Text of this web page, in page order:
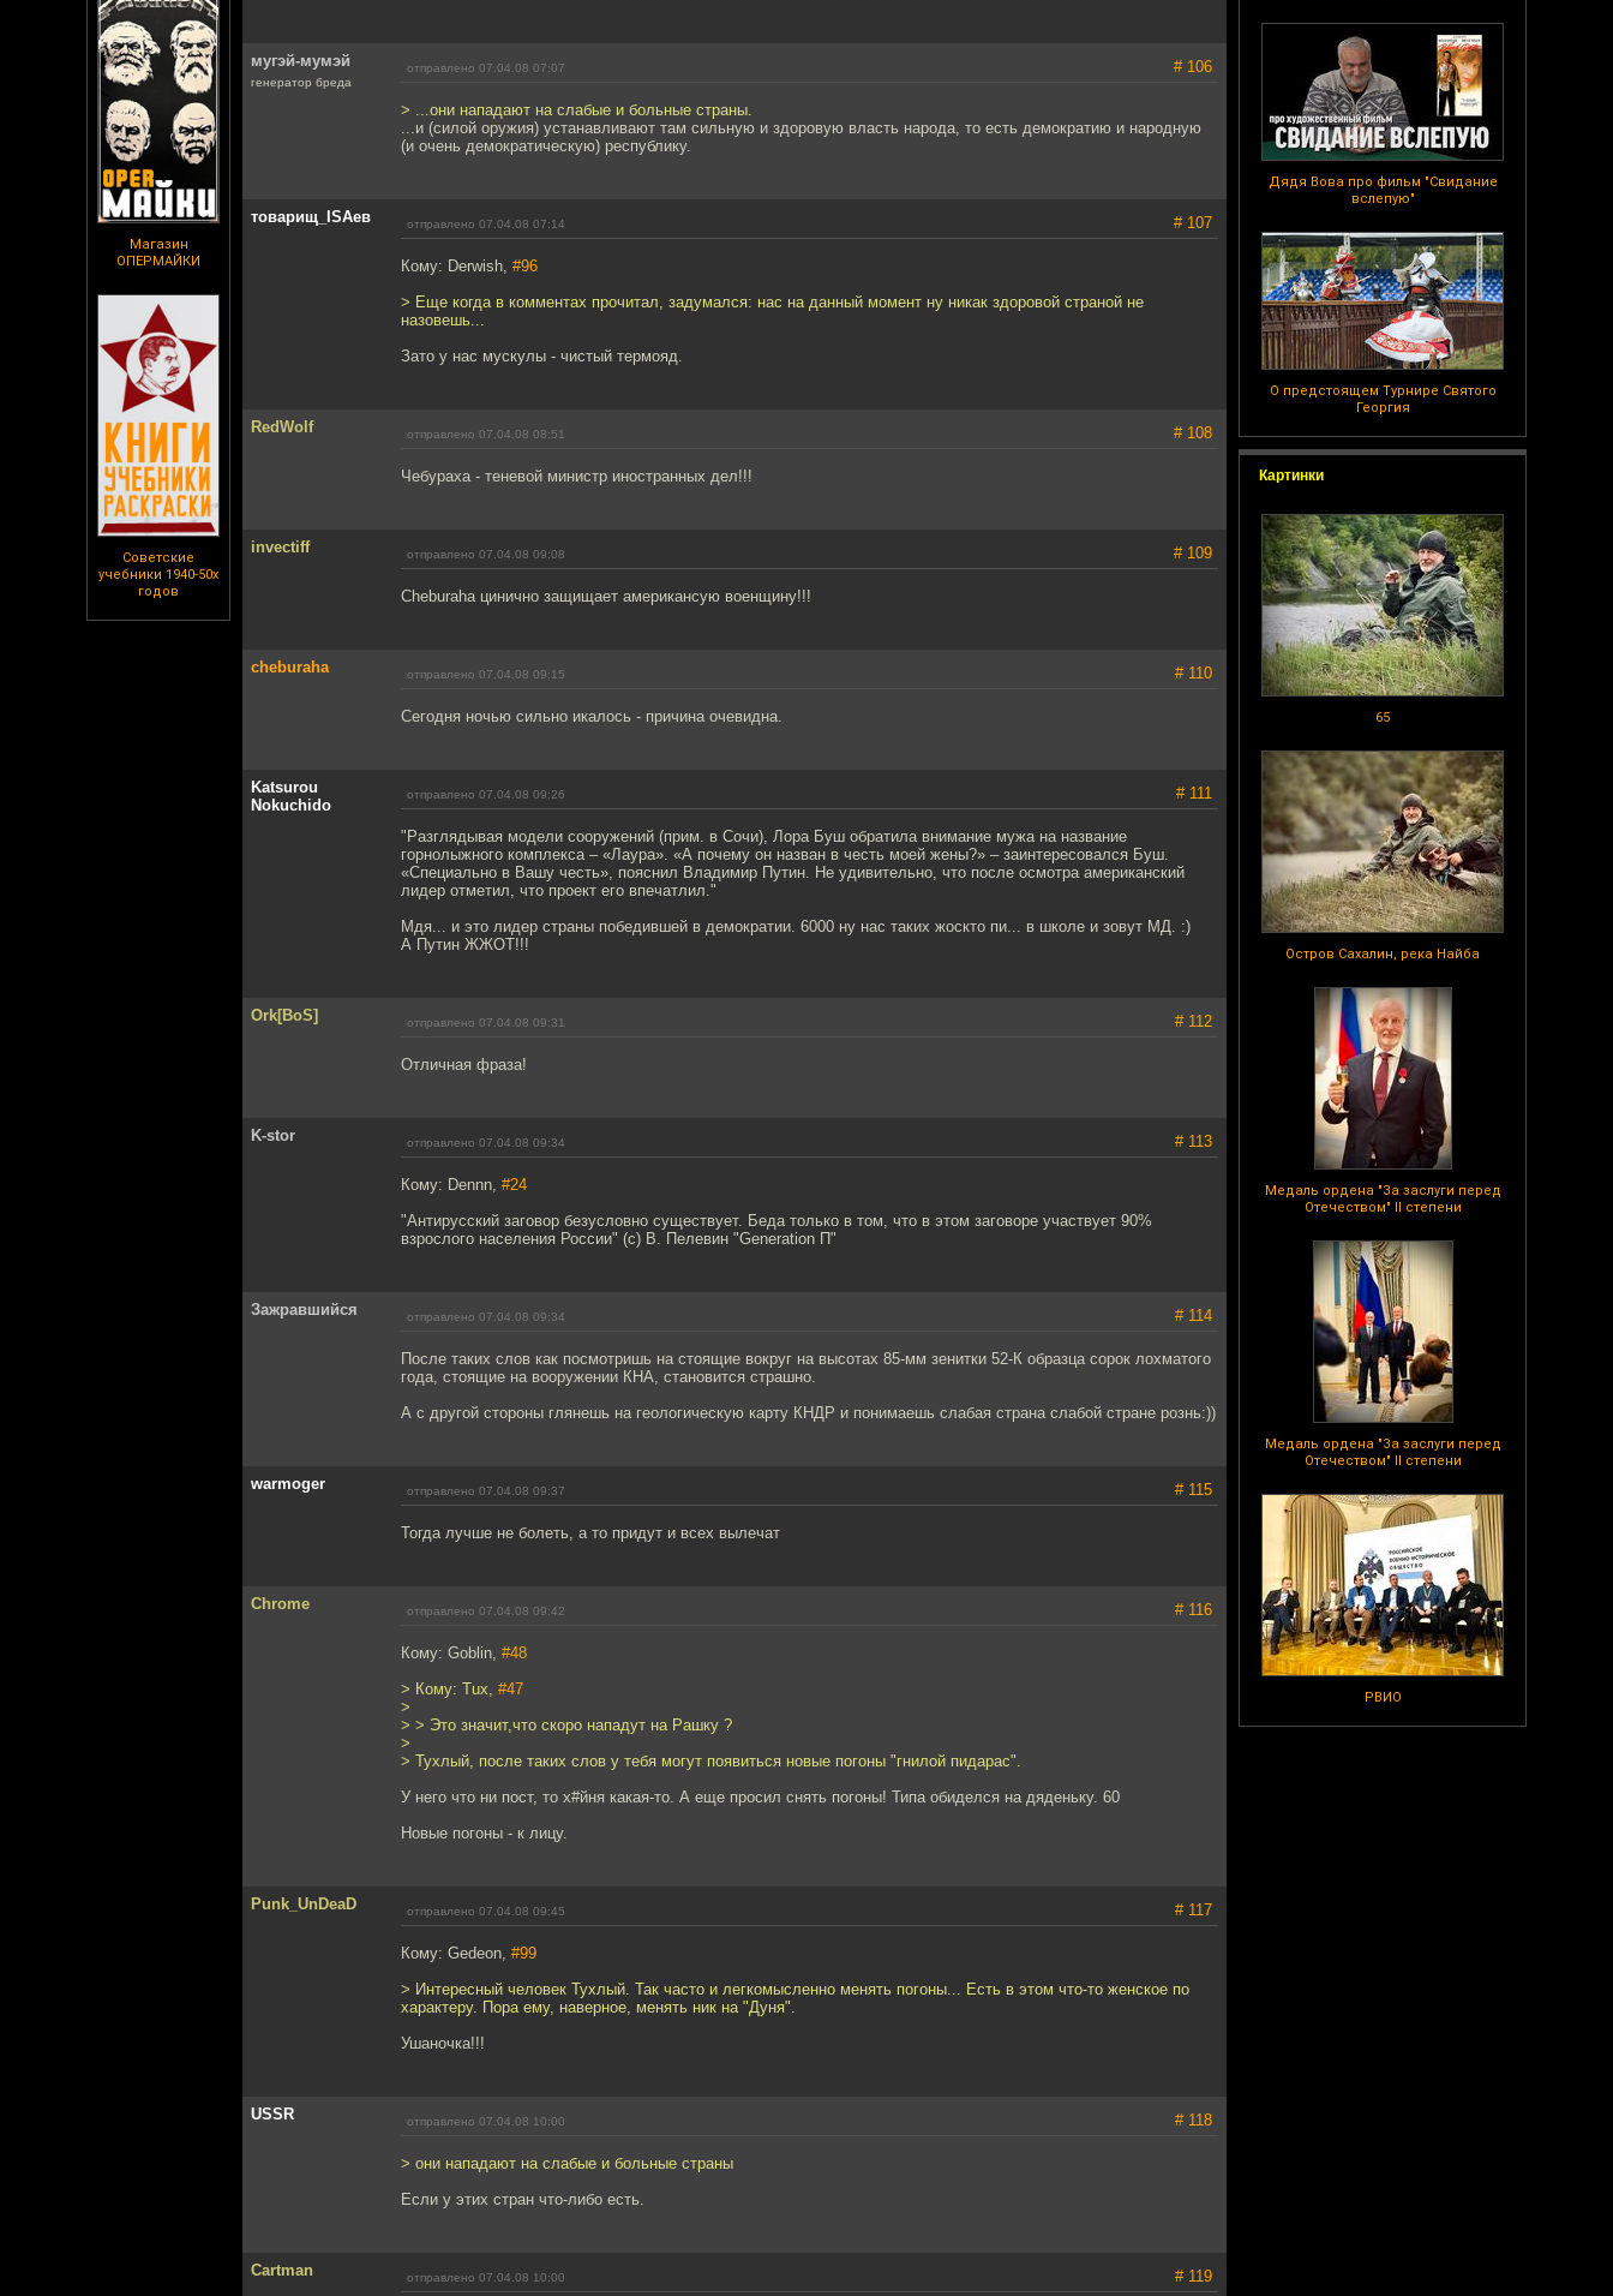
Магазин
ОПЕРМАЙКИ
Советские
учебники 1940-50х
годов
Дядя Вова про фильм "Свидание
вслепую"
О предстоящем Турнире Святого
Георгия
Картинки
65
Остров Сахалин, река Найба
Медаль ордена "За заслуги перед
Отечеством" II степени
Медаль ордена "За заслуги перед
Отечеством" II степени
РВИО
мугэй-мумэй
генератор бреда
отправлено 07.04.08 07:07 # 106
> ...они нападают на слабые и больные страны.
...и (силой оружия) устанавливают там сильную и здоровую власть народа, то есть демократию и народную
(и очень демократическую) республику.
товарищ_ISAев отправлено 07.04.08 07:14 # 107
Кому: Derwish, #96
> Еще когда в комментах прочитал, задумался: нас на данный момент ну никак здоровой страной не
назовешь...
Зато у нас мускулы - чистый термояд.
RedWolf отправлено 07.04.08 08:51 # 108
Чебураха - теневой министр иностранных дел!!!
invectiff отправлено 07.04.08 09:08 # 109
Cheburaha цинично защищает американсую военщину!!!
cheburaha отправлено 07.04.08 09:15 # 110
Сегодня ночью сильно икалось - причина очевидна.
Katsurou
Nokuchido
отправлено 07.04.08 09:26 # 111
"Разглядывая модели сооружений (прим. в Сочи), Лора Буш обратила внимание мужа на название
горнолыжного комплекса – «Лаура». «А почему он назван в честь моей жены?» – заинтересовался Буш.
«Специально в Вашу честь», пояснил Владимир Путин. Не удивительно, что после осмотра американский
лидер отметил, что проект его впечатлил."
Мдя... и это лидер страны победившей в демократии. 6000 ну нас таких жоскто пи... в школе и зовут МД. :)
А Путин ЖЖОТ!!!
Ork[BoS] отправлено 07.04.08 09:31 # 112
Отличная фраза!
K-stor отправлено 07.04.08 09:34 # 113
Кому: Dennn, #24
"Антирусский заговор безусловно существует. Беда только в том, что в этом заговоре участвует 90%
взрослого населения России" (с) В. Пелевин "Generation П"
Зажравшийся отправлено 07.04.08 09:34 # 114
После таких слов как посмотришь на стоящие вокруг на высотах 85-мм зенитки 52-К образца сорок лохматого
года, стоящие на вооружении КНА, становится страшно.
А с другой стороны глянешь на геологическую карту КНДР и понимаешь слабая страна слабой стране рознь:))
warmoger отправлено 07.04.08 09:37 # 115
Тогда лучше не болеть, а то придут и всех вылечат
Chrome отправлено 07.04.08 09:42 # 116
Кому: Goblin, #48
> Кому: Tux, #47
>
> > Это значит,что скоро нападут на Рашку ?
>
> Тухлый, после таких слов у тебя могут появиться новые погоны "гнилой пидарас".
У него что ни пост, то х#йня какая-то. А еще просил снять погоны! Типа обиделся на дяденьку. 60
Новые погоны - к лицу.
Punk_UnDeaD отправлено 07.04.08 09:45 # 117
Кому: Gedeon, #99
> Интересный человек Тухлый. Так часто и легкомысленно менять погоны... Есть в этом что-то женское по
характеру. Пора ему, наверное, менять ник на "Дуня".
Ушаночка!!!
USSR отправлено 07.04.08 10:00 # 118
> они нападают на слабые и больные страны
Если у этих стран что-либо есть.
Cartman отправлено 07.04.08 10:00 # 119